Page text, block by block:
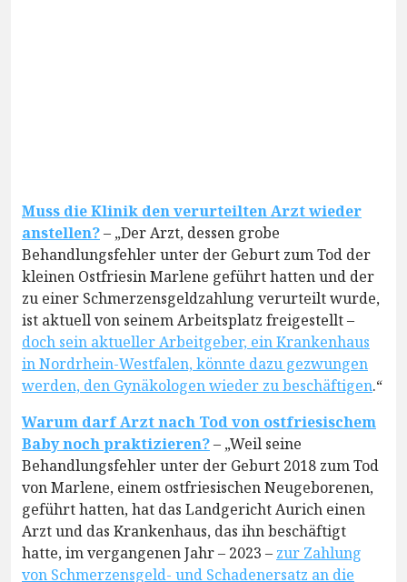
Muss die Klinik den verurteilten Arzt wieder
anstellen?– „Der Arzt, dessen grobe
Behandlungsfehler unter der Geburt zum Tod der
kleinen Ostfriesin Marlene geführt hatten und der
zu einer Schmerzensgeldzahlung verurteilt wurde,
ist aktuell von seinem Arbeitsplatz freigestellt –
doch sein aktueller Arbeitgeber, ein Krankenhaus
in Nordrhein-Westfalen, könnte dazu gezwungen
werden, den Gynäkologen wieder zu beschäftigen.“
Warum darf Arzt nach Tod von ostfriesischem
Baby noch praktizieren?– „Weil seine
Behandlungsfehler unter der Geburt 2018 zum Tod
von Marlene, einem ostfriesischen Neugeborenen,
geführt hatten, hat das Landgericht Aurich einen
Arzt und das Krankenhaus, das ihn beschäftigt
hatte, im vergangenen Jahr – 2023 – zur Zahlung
von Schmerzensgeld- und Schadenersatz an die